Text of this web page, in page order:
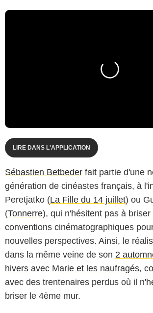
LIRE DANS L'APPLICATION
Sébastien Betbeder fait partie d'une
génération de cinéastes français, à
Peretjatko (La Fille du 14 juillet) ou
(Tonnerre), qui n'hésitent pas à
conventions cinématographiques
nouvelles perspectives. Ainsi, le
dans la même veine de son 2
hivers avec Marie et les naufragés,
avec des trentenaires perdus où il
briser le 4ème mur.